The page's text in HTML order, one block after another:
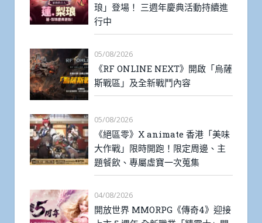
琅」登場！ 三週年慶典活動持續進
行中
05/08/2026
《RF ONLINE NEXT》開啟「烏薩
斯戰區」及全新戰鬥內容
05/08/2026
《絕區零》X animate 香港「美味
大作戰」限時開跑！限定周邊、主
題餐飲、專屬虛寶一次蒐集
04/08/2026
開放世界 MMORPG《傳奇4》迎接